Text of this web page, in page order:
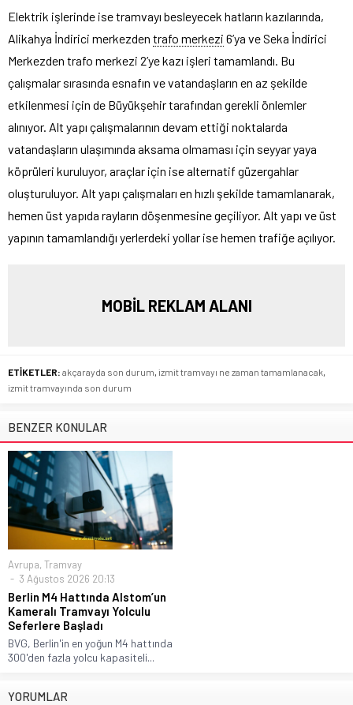
Elektrik işlerinde ise tramvayı besleyecek hatların kazılarında,
Alikahya İndirici merkezden trafo merkezi 6’ya ve Seka İndirici
Merkezden trafo merkezi 2’ye kazı işleri tamamlandı. Bu
çalışmalar sırasında esnafın ve vatandaşların en az şekilde
etkilenmesi için de Büyükşehir tarafından gerekli önlemler
alınıyor. Alt yapı çalışmalarının devam ettiği noktalarda
vatandaşların ulaşımında aksama olmaması için seyyar yaya
köprüleri kuruluyor, araçlar için ise alternatif güzergahlar
oluşturuluyor. Alt yapı çalışmaları en hızlı şekilde tamamlanarak,
hemen üst yapıda rayların döşenmesine geçiliyor. Alt yapı ve üst
yapının tamamlandığı yerlerdeki yollar ise hemen trafiğe açılıyor.
MOBİL REKLAM ALANI
ETİKETLER: akçarayda son durum izmit tramvayı ne zaman tamamlanacak
izmit tramvayında son durum
BENZER KONULAR
Avrupa, Tramvay
3 Ağustos 2026 20:13
Berlin M4 Hattında Alstom’un
Kameralı Tramvayı Yolculu
Seferlere Başladı
BVG, Berlin'in en yoğun M4 hattında
300'den fazla yolcu kapasiteli...
YORUMLAR